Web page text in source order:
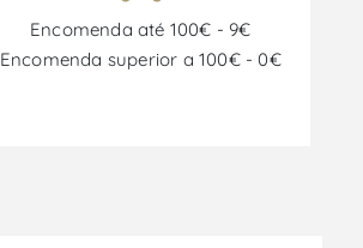
Encomenda até 100€ - 9€
Encomenda superior a 100€ - 0€